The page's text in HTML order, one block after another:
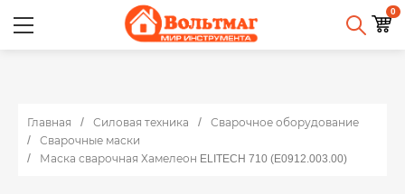
0
Главная Силовая техника
Сварочное оборудование
Сварочные маски
Маска сварочная Хамелеон ELITECH 710 (E0912.003.00)